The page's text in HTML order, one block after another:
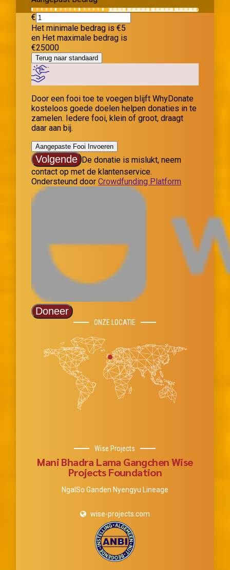
ONZE LOCATIE
Wise Projects
Mani Bhadra Lama Gangchen Wise
Projects Foundation
NgalSo Ganden Nyengyu Lineage
wise-projects.com